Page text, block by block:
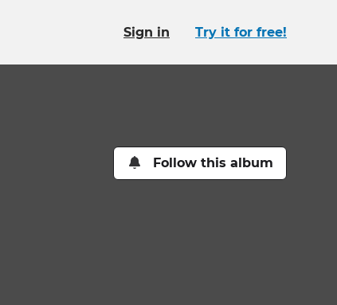
Sign in Try it for free!
Follow this album